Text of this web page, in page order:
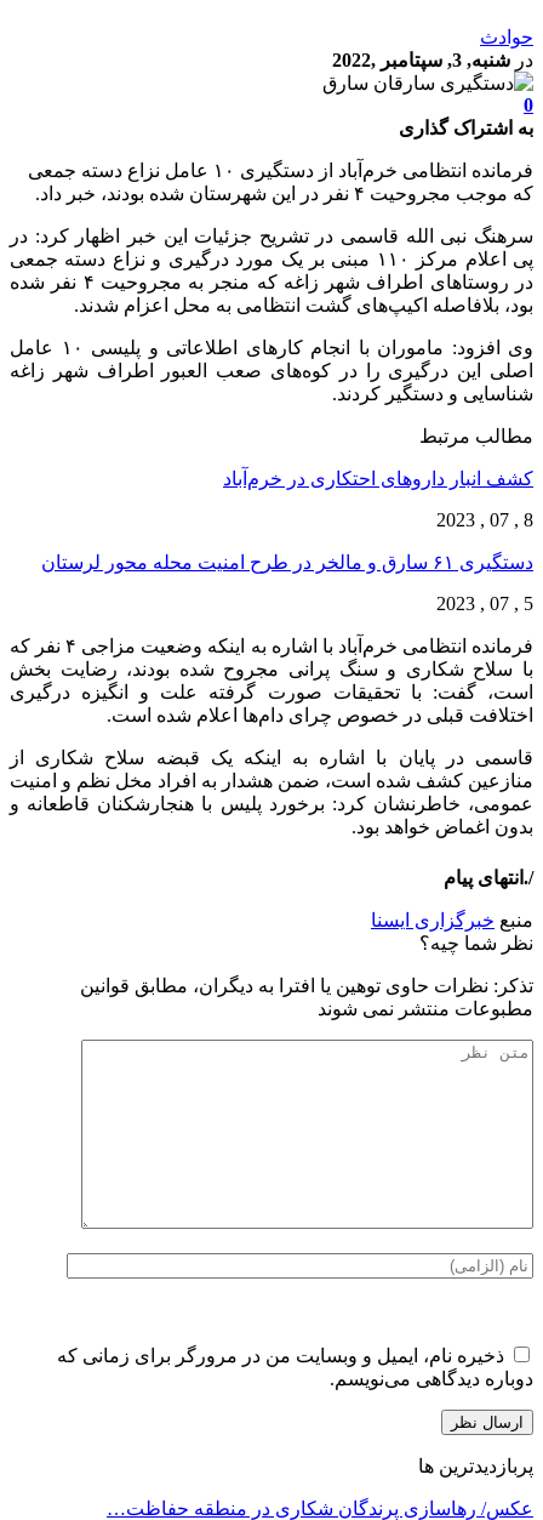
حوادث
در شنبه, 3, سپتامبر ,2022
0
به اشتراک گذاری
فرمانده انتظامی خرم‌آباد از دستگیری ۱۰ عامل نزاع دسته جمعی
که موجب مجروحیت ۴ نفر در این شهرستان شده بودند، خبر داد.
سرهنگ نبی الله قاسمی در تشریح جزئیات این خبر اظهار کرد: در
پی اعلام مرکز ۱۱۰ مبنی بر یک مورد درگیری و نزاع دسته جمعی
در روستاهای اطراف شهر زاغه که منجر به مجروحیت ۴ نفر شده
بود، بلافاصله اکیپ‌های گشت انتظامی به محل اعزام شدند.
وی افزود: ماموران با انجام کارهای اطلاعاتی و پلیسی ۱۰ عامل
اصلی این درگیری را در کوه‌های صعب العبور اطراف شهر زاغه
شناسایی و دستگیر کردند.
مطالب مرتبط
کشف انبار داروهای احتکاری در خرم‌آباد
8 , 07 , 2023
دستگیری ۶۱ سارق و مالخر در طرح امنیت محله محور لرستان
5 , 07 , 2023
فرمانده انتظامی خرم‌آباد با اشاره به اینکه وضعیت مزاجی ۴ نفر که
با سلاح شکاری و سنگ پرانی مجروح شده بودند، رضایت بخش
است، گفت: با تحقیقات صورت گرفته علت و انگیزه درگیری
اختلافت قبلی در خصوص چرای دام‌ها اعلام شده است.
قاسمی در پایان با اشاره به اینکه یک قبضه سلاح شکاری از
منازعین کشف شده است، ضمن هشدار به افراد مخل نظم و امنیت
عمومی، خاطرنشان کرد: برخورد پلیس با هنجارشکنان قاطعانه و
بدون اغماض خواهد بود.
/.انتهای پیام
منبع خبرگزاری ایسنا
نظر شما چیه؟
تذكر: نظرات حاوی توهين يا افترا به ديگران، مطابق قوانين
مطبوعات منتشر نمی شوند
ذخیره نام، ایمیل و وبسایت من در مرورگر برای زمانی که
دوباره دیدگاهی می‌نویسم.
پربازدیدترین ها
عکس/ رهاسازی پرندگان شکاری در منطقه حفاظت…